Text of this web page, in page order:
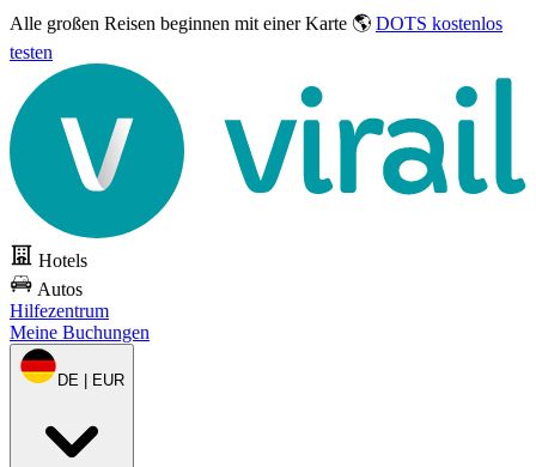
Alle großen Reisen beginnen mit einer Karte 🌎 DOTS kostenlos
testen
Hotels
Autos
Hilfezentrum
Meine Buchungen
DE | EUR